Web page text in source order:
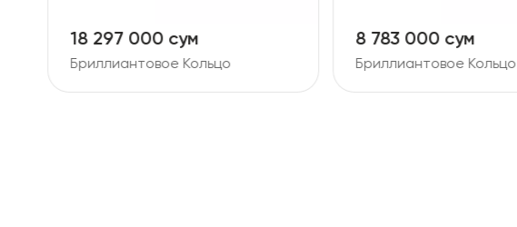
18 297 000 сум
Бриллиантовое Кольцо
8 783 000 сум
Бриллиантовое Кольцо